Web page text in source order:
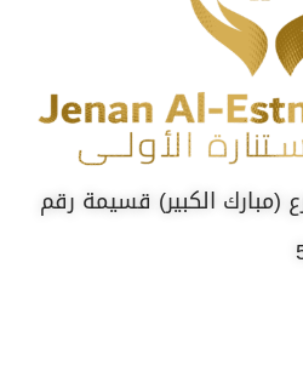
شرق قطع ٦ شارع (مبارك الكبير) قسيمة رقم